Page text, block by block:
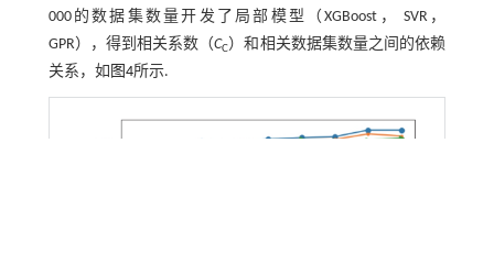
000的数据集数量开发了局部模型（XGBoost， SVR，
GPR），得到相关系数（CC）和相关数据集数量之间的依赖
关系，如 图4所示.